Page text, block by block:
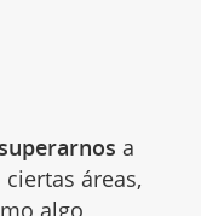
a
áreas,
algo